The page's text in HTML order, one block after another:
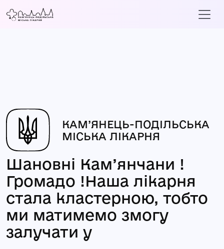
КАМ’ЯНЕЦЬ-ПОДІЛЬСЬКА
МІСЬКА ЛІКАРНЯ
Шановні Кам’янчани !
Громадо !Наша лікарня
стала кластерною, тобто
ми матимемо змогу
залучати у